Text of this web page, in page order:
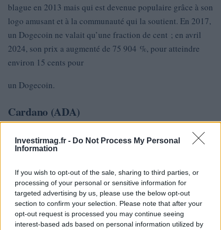
Investirmag.fr - Do Not Process My Personal
Information
If you wish to opt-out of the sale, sharing to third parties, or
processing of your personal or sensitive information for
targeted advertising by us, please use the below opt-out
section to confirm your selection. Please note that after your
opt-out request is processed you may continue seeing
interest-based ads based on personal information utilized by
blague en 2013 mais qui est devenue populaire grâce à son
logo amusant et à la communauté qui la soutient. En 2017,
un Dogecoin ne valait qu’une fraction de cent ; en avril
2024, son prix a augmenté de 75 904 %, pour atteindre
environ 15 cents pour
un Dogecoin.
Cardano (ADA)
est une crypto-monnaie qui utilise une preuve de
participation pour vérifier les transactions, comme
environ 47 cents en avril 2024, soit une
augmentation de 2 266 %.
Toncoin (TON)